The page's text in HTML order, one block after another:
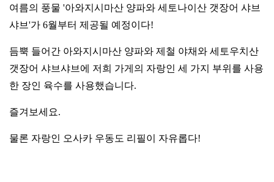
여름의 풍물 '아와지시마산 양파와 세토나이산 갯장어 샤브
샤브'가 6월부터 제공될 예정이다!
듬뿍 들어간 아와지시마산 양파와 제철 야채와 세토우치산
갯장어 샤브샤브에 저희 가게의 자랑인 세 가지 부위를 사용
한 장인 육수를 사용했습니다.
즐겨보세요.
물론 자랑인 오사카 우동도 리필이 자유롭다!